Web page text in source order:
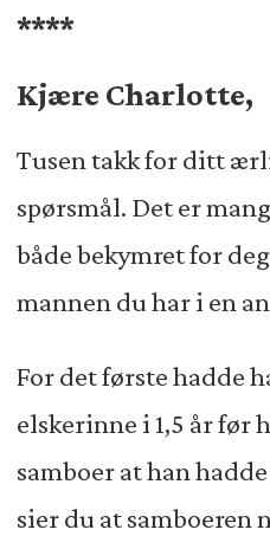
****
Kjære Charlotte,
Tusen takk for ditt
spørsmål. Det er
både bekymret for
mannen du har i en
For det første hadde
elskerinne i 1,5 år før
samboer at han
sier du at samboeren